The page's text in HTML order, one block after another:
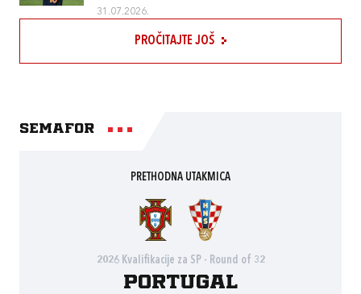
31.07.2026.
PROČITAJTE JOŠ
Semafor
PRETHODNA UTAKMICA
2026 Kvalifikacije za SP - Round of 32
Portugal